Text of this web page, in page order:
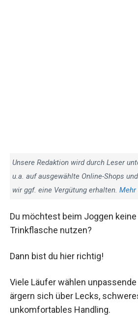
Unsere Redaktion wird durch Leser
u.a. auf ausgewählte Online-Shops
wir ggf. eine Vergütung erhalten. Mehr
Du möchtest beim Joggen
Trinkflasche nutzen?
Dann bist du hier richtig!
Viele Läufer wählen
ärgern sich über Lecks,
unkomfortables Handling.